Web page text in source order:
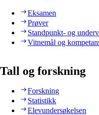
Eksamen
Prøver
Standpunkt- og
Vitnemål og
Tall og forskning
Forskning
Statistikk
Elevundersøkelsen